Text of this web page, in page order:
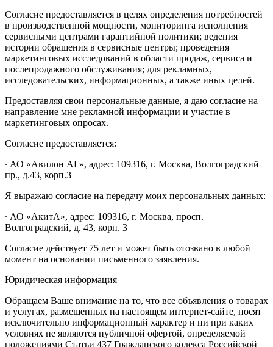
Согласие предоставляется в целях определения потребностей
в производственной мощности, мониторинга исполнения
сервисными центрами гарантийной политики; ведения
истории обращения в сервисные центры; проведения
маркетинговых исследований в области продаж, сервиса и
послепродажного обслуживания; для рекламных,
исследовательских, информационных, а также иных целей.
Предоставляя свои персональные данные, я даю согласие на
направление мне рекламной информации и участие в
маркетинговых опросах.
Согласие предоставляется:
∙ АО «Авилон АГ», адрес: 109316, г. Москва, Волгоградский
пр., д.43, корп.3
Я выражаю согласие на передачу моих персональных данных:
∙ АО «АкитА», адрес: 109316, г. Москва, просп.
Волгоградский, д. 43, корп. 3
Согласие действует 75 лет и может быть отозвано в любой
момент на основании письменного заявления.
Юридическая информация
Обращаем Ваше внимание на то, что все объявления о товарах
и услугах, размещенных на настоящем интернет-сайте, носят
исключительно информационный характер и ни при каких
условиях не являются публичной офертой, определяемой
положениями Статьи 437 Гражданского кодекса Российской